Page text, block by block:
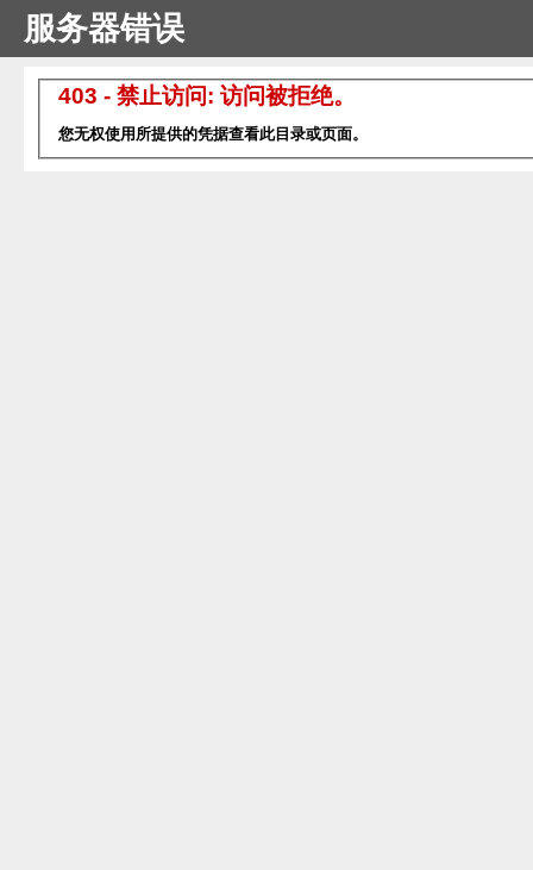
服务器错误
403 - 禁止访问: 访问被拒绝。
您无权使用所提供的凭据查看此目录或页面。